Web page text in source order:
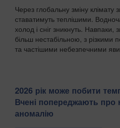
Через глобальну зміну клімату
ставатимуть теплішими.
холод і сніг зникнуть.
більш нестабільною, з
та частішими небезпечними
2026 рік може побити
Вчені попереджають про
аномалію